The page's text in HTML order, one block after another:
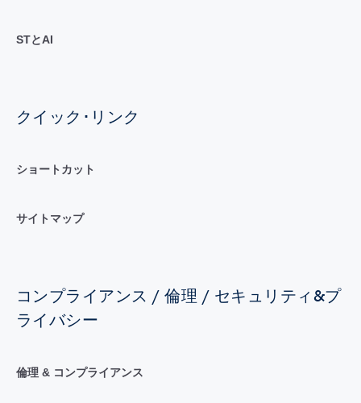
STとAI
クイック･リンク
ショートカット
サイトマップ
コンプライアンス / 倫理 / セキュリティ&プ
ライバシー
倫理 & コンプライアンス